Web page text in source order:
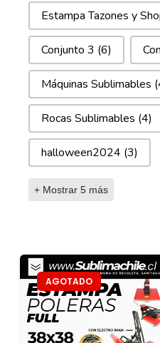
Estampa Tazones y
Conjunto 3 (6)
Máquinas Sublimables
Rocas Sublimables (4)
halloween2024 (3)
+ Mostrar 5 más
AGOTADO